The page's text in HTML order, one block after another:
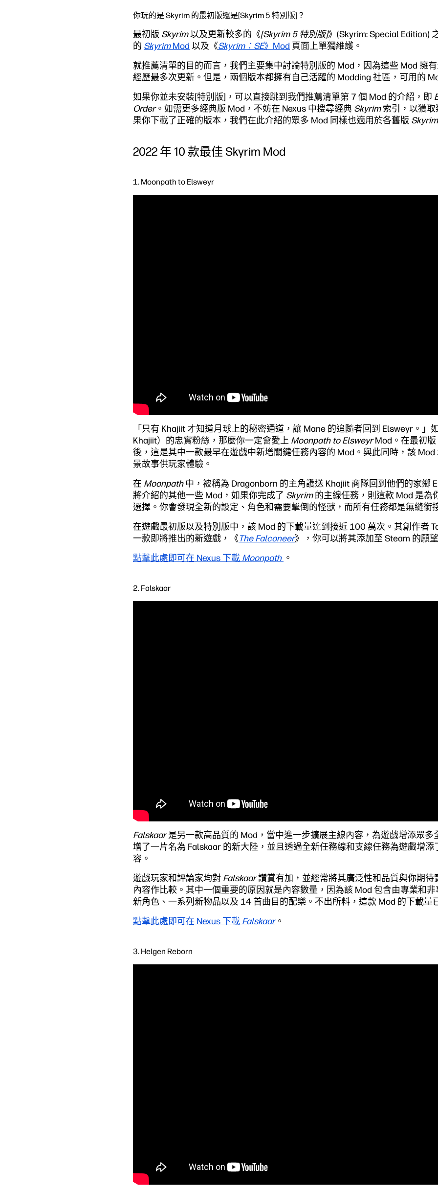
你玩的是 Skyrim 的最初版還是[Skyrim 5 特別版]？
最初版 Skyrim以及更新較多的《[Skyrim 5 特別版]》(Skyrim: Special Edition)
的 SkyrimMod 以及《Skyrim：SE》Mod 頁面上單獨維護。
就推薦清單的目的而言，我們主要集中討論特別版的 Mod，因為這些 Mod 擁
經歷最多次更新。但是，兩個版本都擁有自己活躍的 Modding 社區，可用的
如果你並未安裝[特別版]，可以直接跳到我們推薦清單第 7 個 Mod 的介紹，即
Order。如需更多經典版 Mod，不妨在 Nexus 中搜尋經典 Skyrim索引，以獲
果你下載了正確的版本，我們在此介紹的眾多 Mod 同樣也適用於各舊版 Skyrim
2022 年 10 款最佳 Skyrim Mod
1. Moonpath to Elsweyr
「只有 Khajiit 才知道月球上的秘密通道，讓 Mane 的追隨者回到 Elsweyr。」
Khajiit）的忠實粉絲，那麼你一定會愛上 Moonpath to ElsweyrMod。在最初版
後，這是其中一款最早在遊戲中新增關鍵任務內容的 Mod。與此同時，該
景故事供玩家體驗。
在 Moonpath中，被稱為 Dragonborn 的主角護送 Khajiit 商隊回到他們的家鄉
將介紹的其他一些 Mod，如果你完成了 Skyrim的主線任務，則這款 Mod 是為
選擇。你會發現全新的設定、角色和需要撃倒的怪獸，而所有任務都是無縫銜
在遊戲最初版以及特別版中，該 Mod 的下載量達到接近 100 萬次。其創作者
一款即將推出的新遊戲，《The Falconeer》，你可以將其添加至 Steam 的願
點擊此處即可在 Nexus 下載 Moonpath 。
2. Falskaar
Falskaar是另一款高品質的 Mod，當中進一步擴展主線內容，為遊戲增添眾多
增了一片名為 Falskaar 的新大陸，並且透過全新任務線和支線任務為遊戲增添
容。
遊戲玩家和評論家均對 Falskaar讚賞有加，並經常將其廣泛性和品質與你期待
內容作比較。其中一個重要的原因就是內容數量，因為該 Mod 包含由專業和
新角色、一系列新物品以及 14 首曲目的配樂。不出所料，這款 Mod 的下載量
點擊此處即可在 Nexus 下載 Falskaar。
3. Helgen Reborn